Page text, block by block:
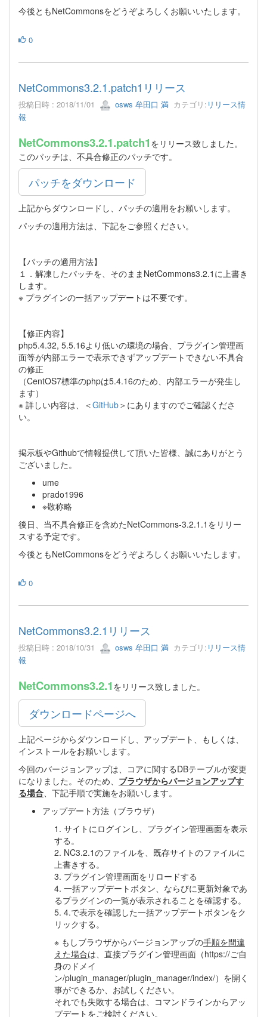
今後ともNetCommonsをどうぞよろしくお願いいたします。
0
NetCommons3.2.1.patch1リリース
投稿日時 : 2018/11/01 osws 牟田口 満 カテゴリ: リリース情
報
NetCommons3.2.1.patch1 をリリース致しました。
このパッチは、不具合修正のパッチです。
パッチをダウンロード
上記からダウンロードし、パッチの適用をお願いします。
パッチの適用方法は、下記をご参照ください。
【パッチの適用方法】
１．解凍したパッチを、そのままNetCommons3.2.1に上書き
します。
※ プラグインの一括アップデートは不要です。
【修正内容】
php5.4.32, 5.5.16より低いの環境の場合、プラグイン管理画
面等が内部エラーで表示できずアップデートできない不具合
の修正
（CentOS7標準のphpは5.4.16のため、内部エラーが発生し
ます）
※ 詳しい内容は、＜GitHub＞にありますのでご確認くださ
い。
掲示板やGithubで情報提供して頂いた皆様、誠にありがとう
ございました。
ume
prado1996
※敬称略
後日、当不具合修正を含めたNetCommons-3.2.1.1をリリー
スする予定です。
今後ともNetCommonsをどうぞよろしくお願いいたします。
0
NetCommons3.2.1リリース
投稿日時 : 2018/10/31 osws 牟田口 満 カテゴリ: リリース情
報
NetCommons3.2.1 をリリース致しました。
ダウンロードページへ
上記ページからダウンロードし、アップデート、もしくは、
インストールをお願いします。
今回のバージョンアップは、コアに関するDBテーブルが変更
になりました。そのため、 ブラウザからバージョンアップす
る場合 、下記手順で実施をお願いします。
アップデート方法（ブラウザ）
1. サイトにログインし、プラグイン管理画面を表示
する。
2. NC3.2.1のファイルを、既存サイトのファイルに
上書きする。
3. プラグイン管理画面をリロードする
4. 一括アップデートボタン、ならびに更新対象であ
るプラグインの一覧が表示されることを確認する。
5. 4.で表示を確認した一括アップデートボタンをク
リックする。
※ もしブラウザからバージョンアップの手順を間違
えた場合は、直接プラグイン管理画面（https://ご自
身のドメイ
ン/plugin_manager/plugin_manager/index/）を開く
事ができるか、お試しください。
それでも失敗する場合は、コマンドラインからアッ
プデートをご検討ください。